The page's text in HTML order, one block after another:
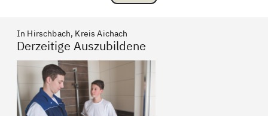
In Hirschbach, Kreis Aichach
Derzeitige Auszubildene